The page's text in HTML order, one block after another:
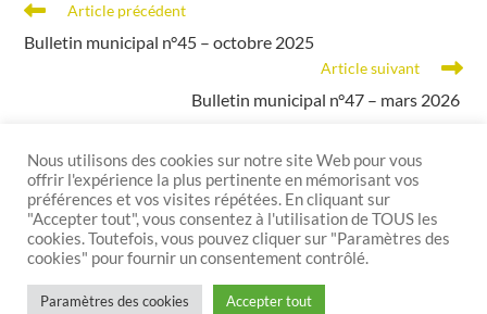
Article précédent
Bulletin municipal n°45 – octobre 2025
Article suivant
Bulletin municipal n°47 – mars 2026
Mentions légales Politique de confidentialité
Nous utilisons des cookies sur notre site Web pour vous
offrir l'expérience la plus pertinente en mémorisant vos
préférences et vos visites répétées. En cliquant sur
"Accepter tout", vous consentez à l'utilisation de TOUS les
cookies. Toutefois, vous pouvez cliquer sur "Paramètres des
cookies" pour fournir un consentement contrôlé.
Paramètres des cookies Accepter tout